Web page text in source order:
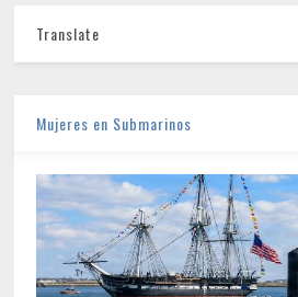
Translate
Mujeres en Submarinos